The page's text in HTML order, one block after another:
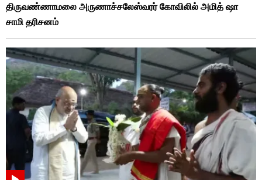
திருவண்ணாமலை அருணாச்சலேஸ்வரர் கோவிலில் அமித் ஷா
சாமி தரிசனம்